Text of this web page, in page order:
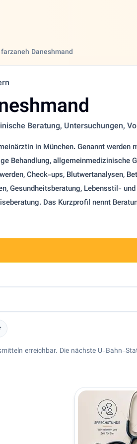
farzaneh Daneshmand
Beratung, Untersuchungen,
in München. Genannt werden
Behandlung, allgemeinmedizinische
Check-ups, Blutwertanalysen,
Gesundheitsberatung, Lebensstil-
Das Kurzprofil nennt
erreichbar. Die nächste U-Bahn-
in München, Bayern.